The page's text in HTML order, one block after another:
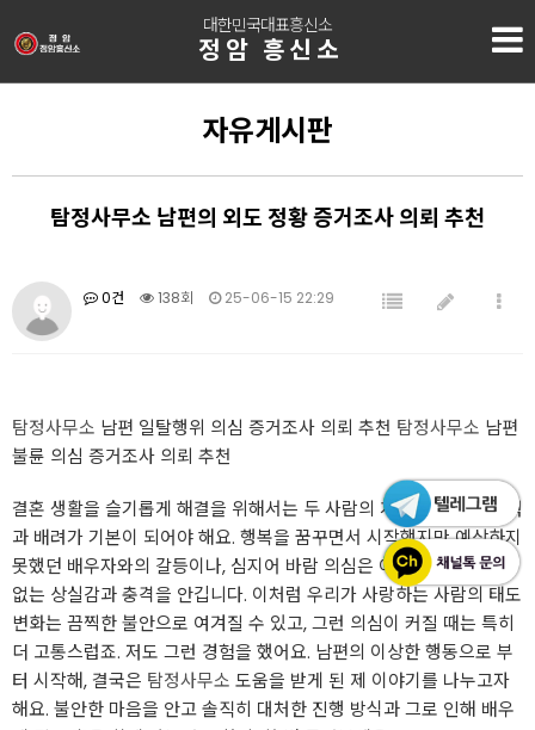
대한민국대표흥신소
정암 흥신소
자유게시판
탐정사무소 남편의 외도 정황 증거조사 의뢰 추천
0건 138회 25-06-15 22:29
탐정사무소 남편 일탈행위 의심 증거조사 의뢰 추천 탐정사무소 남편
불륜 의심 증거조사 의뢰 추천
결혼 생활을 슬기롭게 해결을 위해서는 두 사람의 계속 반복되는 노력
과 배려가 기본이 되어야 해요. 행복을 꿈꾸면서 시작했지만 예상하지
못했던 배우자와의 갈등이나, 심지어 바람 의심은 어느 순간 견딜 수
없는 상실감과 충격을 안깁니다. 이처럼 우리가 사랑하는 사람의 태도
변화는 끔찍한 불안으로 여겨질 수 있고, 그런 의심이 커질 때는 특히
더 고통스럽죠. 저도 그런 경험을 했어요. 남편의 이상한 행동으로 부
터 시작해, 결국은 탐정사무소 도움을 받게 된 제 이야기를 나누고자
해요. 불안한 마음을 안고 솔직히 대처한 진행 방식과 그로 인해 배우